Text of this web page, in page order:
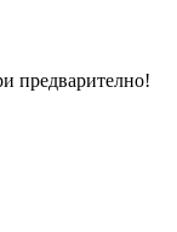
предварително!